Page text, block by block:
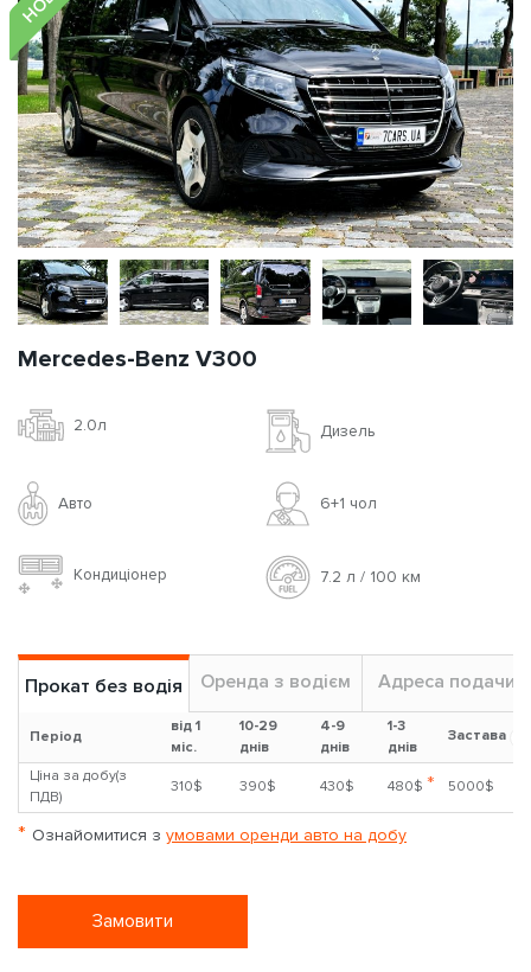
Mercedes-Benz V300
2.0л Дизель
Авто 6+1 чoл
Кондиціонер 7.2 л / 100 км
Прокат без водія Оренда з водієм Адреса подачи
Період
від 1
міс.
10-29
днів
4-9
днів
1-3
днів
Застава
Ціна за добу(з
ПДВ)
310$ 390$ 430$ 480$ * 5000$
* Ознайомитися з умовами оренди авто на добу
Замовити